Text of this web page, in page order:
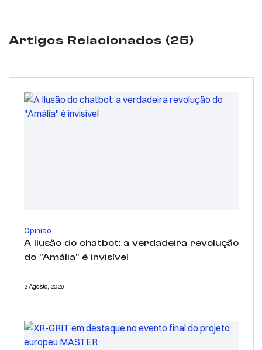
Artigos Relacionados (25)
Opinião
A Ilusão do chatbot: a verdadeira revolução
do "Amália" é invisível
3 Agosto, 2026